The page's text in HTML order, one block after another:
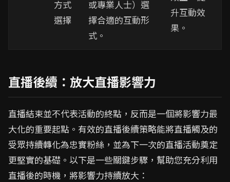
方式
選擇
或專業人士）選
擇合適的互動形
式。
升互動效
果。
直播後續：放大直播影響力
直播結束並不代表活動的終點，反而是一個將影響力最
大化的重要起點。有效的直播後續策略能將直播觸及的
受眾持續轉化為忠實粉絲，並為下一次的直播活動奠定
更堅實的基礎。以下是一些關鍵步驟，幫助您充分利用
直播後的時機，將影響力持續放大：